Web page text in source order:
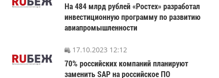
На 484 млрд рублей «Ростех» разработал
инвестиционную программу по развитию
авиапромышленности
17.10.2023 12:12
70% российских компаний планируют
заменить SAP на российское ПО